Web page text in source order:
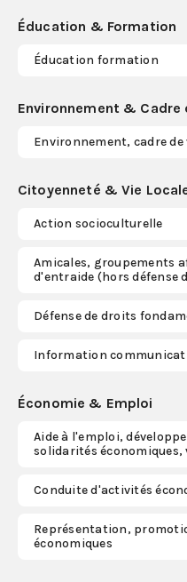
Éducation & Formation
Éducation formation
Environnement & Cadre
Environnement, cadre de
Citoyenneté & Vie
Action socioculturelle
Amicales, groupements
d'entraide (hors défense
Défense de droits
Information
Économie & Emploi
Aide à l'emploi,
solidarités économiques,
Conduite d'activités
Représentation,
économiques